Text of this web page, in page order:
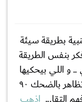
بطريقة سيئة
بنفس الطريقة
و اللي بيحكيها
امامي يكون ميت ضحك و انا لا افهم و لكنيي اتظاهر بالضحك ٩٠